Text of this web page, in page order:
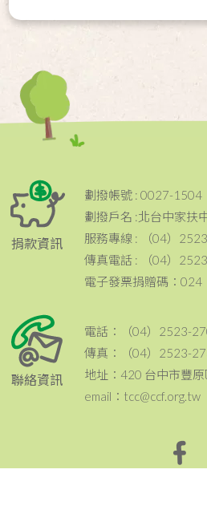
捐款資訊
劃撥帳號 : 0027-1504
劃撥戶名 :北台中家扶
服務專線 : （04）
傳真電話 : （04）
電子發票捐贈碼：024
聯絡資訊
電話：（04）2523-
傳真：（04）2523-
地址：420 台中市豐
email：tcc@ccf.org.tw